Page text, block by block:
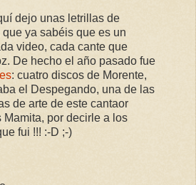
dejo unas letrillas de
ya sabéis que es un
video, cada cante que
De hecho el año pasado fue
: cuatro discos de Morente,
el Despegando, una de las
de arte de este cantaor
Mamita, por decirle a los
fui !!! :-D ;-)